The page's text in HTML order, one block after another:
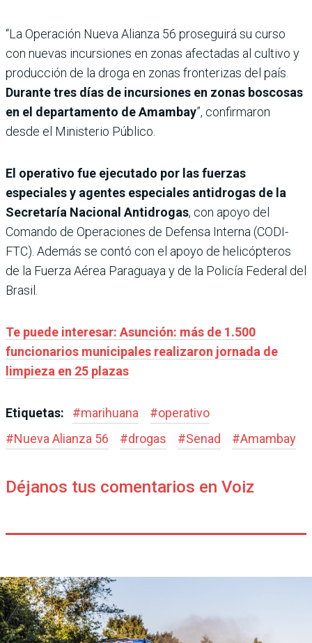
“La Operación Nueva Alianza 56 proseguirá su curso
con nuevas incursiones en zonas afectadas al cultivo y
producción de la droga en zonas fronterizas del país.
Durante tres días de incursiones en zonas boscosas
en el departamento de Amambay”, confirmaron
desde el Ministerio Público.
El operativo fue ejecutado por las fuerzas
especiales y agentes especiales antidrogas de la
Secretaría Nacional Antidrogas, con apoyo del
Comando de Operaciones de Defensa Interna (CODI-
FTC). Además se contó con el apoyo de helicópteros
de la Fuerza Aérea Paraguaya y de la Policía Federal del
Brasil.
Te puede interesar: Asunción: más de 1.500
funcionarios municipales realizaron jornada de
limpieza en 25 plazas
Etiquetas: #marihuana #operativo
#Nueva Alianza 56 #drogas #Senad #Amambay
Déjanos tus comentarios en Voiz